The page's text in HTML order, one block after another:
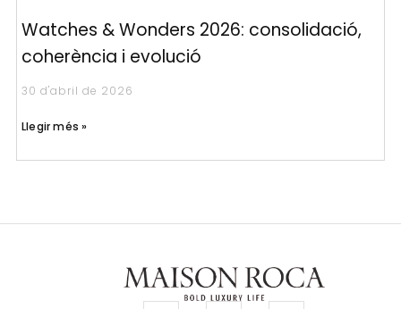
Watches & Wonders 2026: consolidació,
coherència i evolució
30 d'abril de 2026
Llegir més »